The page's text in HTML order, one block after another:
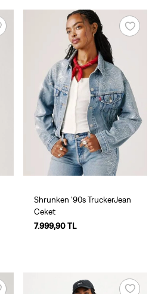
Shrunken '90s TruckerJean
Ceket
7.999,90 TL